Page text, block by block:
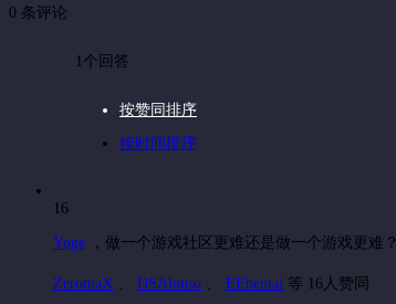
0 条评论
1个回答
按赞同排序
按时间排序
16
Yoge ， 做一个游戏社区更难还是做一个游戏更难？
ZeromaX DSAlonso EEhentai 等 16人赞同